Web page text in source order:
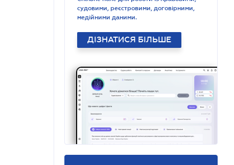
судовими, реєстровими, договірними,
медійними даними.
ДІЗНАТИСЯ БІЛЬШЕ